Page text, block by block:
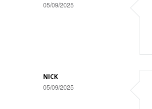
05/09/2025
NICK
05/09/2025